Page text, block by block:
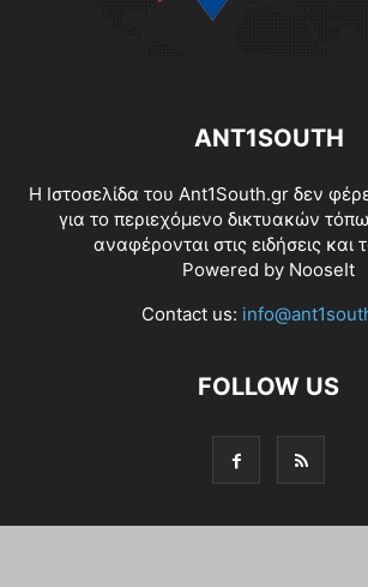
ANT1SOUTH
Η Ιστοσελίδα του Ant1South.gr δεν
για το περιεχόμενο δικτυακών
αναφέρονται στις ειδήσεις και
Powered by NooseIt
Contact us:
FOLLOW US